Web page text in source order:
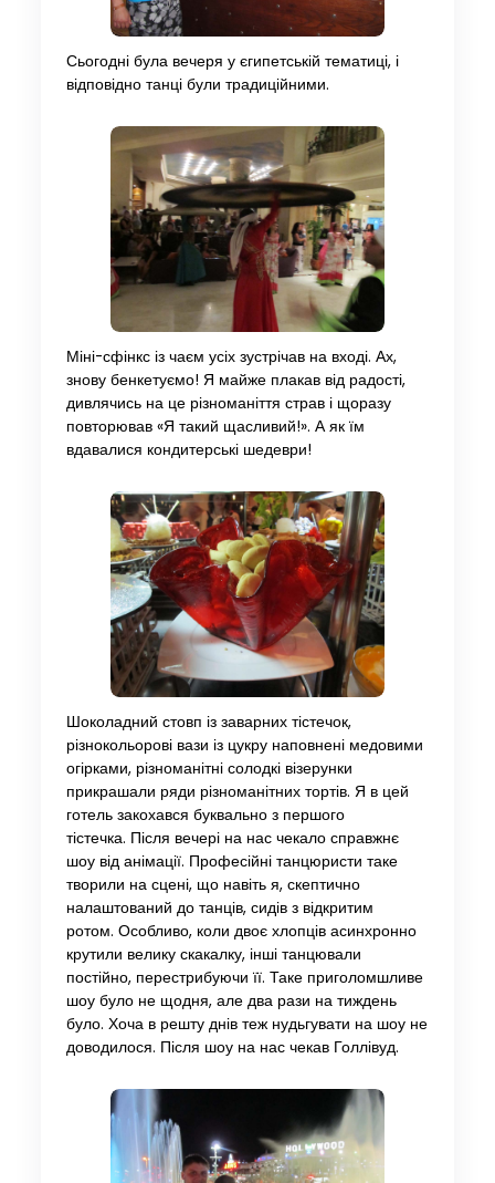
Сьогодні була вечеря у єгипетській тематиці, і
відповідно танці були традиційними.
Міні-сфінкс із чаєм усіх зустрічав на вході. Ах,
знову бенкетуємо! Я майже плакав від радості,
дивлячись на це різноманіття страв і щоразу
повторював «Я такий щасливий!». А як їм
вдавалися кондитерські шедеври!
Шоколадний стовп із заварних тістечок,
різнокольорові вази із цукру наповнені медовими
огірками, різноманітні солодкі візерунки
прикрашали ряди різноманітних тортів. Я в цей
готель закохався буквально з першого
тістечка. Після вечері на нас чекало справжнє
шоу від анімації. Професійні танцюристи таке
творили на сцені, що навіть я, скептично
налаштований до танців, сидів з відкритим
ротом. Особливо, коли двоє хлопців асинхронно
крутили велику скакалку, інші танцювали
постійно, перестрибуючи її. Таке приголомшливе
шоу було не щодня, але два рази на тиждень
було. Хоча в решту днів теж нудьгувати на шоу не
доводилося. Після шоу на нас чекав Голлівуд.